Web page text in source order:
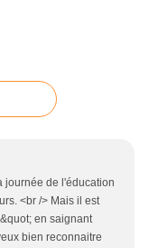
journée de l'éducation
<br /> Mais il est
en saignant
bien reconnaitre